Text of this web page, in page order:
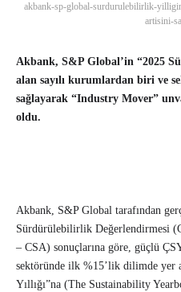
akbank-sp-global-surdurulebilirlik-
artisini-
Akbank, S&P Global’in “2025
alan sayılı kurumlardan biri ve
sağlayarak “Industry Mover”
oldu.
Akbank, S&P Global tarafından
Sürdürülebilirlik Değerlendirmesi
– CSA) sonuçlarına göre, güçlü
sektöründe ilk %15’lik dilimde yer
Yıllığı”na (The Sustainability